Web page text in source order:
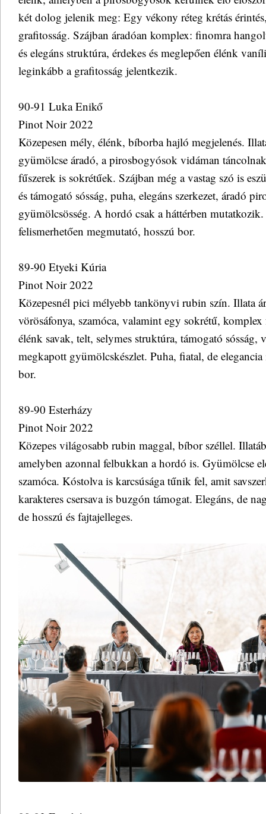
két dolog jelenik meg: Egy vékony réteg krétás
grafitosság. Szájban áradóan komplex: finomra
és elegáns struktúra, érdekes és meglepően élénk
leginkább a grafitosság jelentkezik.
90-91 Luka Enikő
Pinot Noir 2022
Közepesen mély, élénk, bíborba hajló megjelenés.
gyümölcse áradó, a pirosbogyósok vidáman
fűszerek is sokrétűek. Szájban még a vastag szó is
és támogató sósság, puha, elegáns szerkezet, áradó
gyümölcsösség. A hordó csak a háttérben
felismerhetően megmutató, hosszú bor.
89-90 Etyeki Kúria
Pinot Noir 2022
Közepesnél pici mélyebb tankönyvi rubin szín. Illata
vörösáfonya, szamóca, valamint egy sokrétű, komplex
élénk savak, telt, selymes struktúra, támogató sósság,
megkapott gyümölcskészlet. Puha, fiatal, de
bor.
89-90 Esterházy
Pinot Noir 2022
Közepes világosabb rubin maggal, bíbor széllel.
amelyben azonnal felbukkan a hordó is. Gyümölcse
szamóca. Kóstolva is karcsúsága tűnik fel, amit
karakteres csersava is buzgón támogat. Elegáns, de
de hosszú és fajtajelleges.